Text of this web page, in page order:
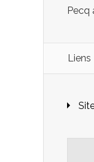
Pecq
Liens